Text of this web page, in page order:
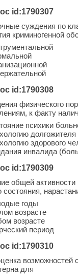
id:1790307
суждения по
криминогенной
id:1790308
физического
к факту
психики
долгожителя
здорового
инвалида
id:1790309
общей
состояния,
годы
возрасте
возрасте
период
id:1790310
возможностей
для